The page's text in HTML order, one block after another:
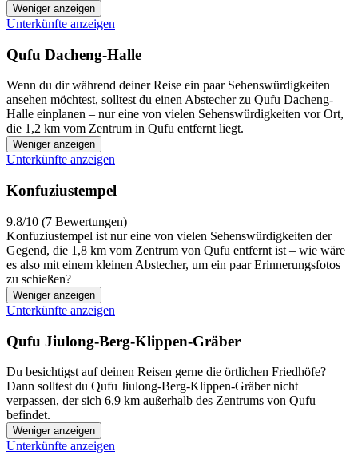
Weniger anzeigen
Unterkünfte anzeigen
Qufu Dacheng-Halle
Wenn du dir während deiner Reise ein paar Sehenswürdigkeiten
ansehen möchtest, solltest du einen Abstecher zu Qufu Dacheng-
Halle einplanen – nur eine von vielen Sehenswürdigkeiten vor Ort,
die 1,2 km vom Zentrum in Qufu entfernt liegt.
Weniger anzeigen
Unterkünfte anzeigen
Konfuziustempel
9.8/10 (7 Bewertungen)
Konfuziustempel ist nur eine von vielen Sehenswürdigkeiten der
Gegend, die 1,8 km vom Zentrum von Qufu entfernt ist – wie wäre
es also mit einem kleinen Abstecher, um ein paar Erinnerungsfotos
zu schießen?
Weniger anzeigen
Unterkünfte anzeigen
Qufu Jiulong-Berg-Klippen-Gräber
Du besichtigst auf deinen Reisen gerne die örtlichen Friedhöfe?
Dann solltest du Qufu Jiulong-Berg-Klippen-Gräber nicht
verpassen, der sich 6,9 km außerhalb des Zentrums von Qufu
befindet.
Weniger anzeigen
Unterkünfte anzeigen